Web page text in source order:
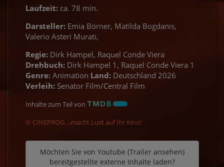
Laufzeit: ca. 78 min.
Darsteller: Emia Börner, Matilda Bogdanis,
Valerio Asteri Murati,
Regie: Dirk Hampel, Raquel Conde Viera
Drehbuch: Dirk Hampel 1, Raquel Conde Viera 1
Genre: Animation Land: Deutschland 2026
Verleih: Senator Film/Central Film
Inhalte zum Teil von
© CINEPROG ...macht Lust auf Ihr Kino!
Möchten Sie von Youtube (Trailer ansehen)
bereitgestellte externe Inhalte laden?